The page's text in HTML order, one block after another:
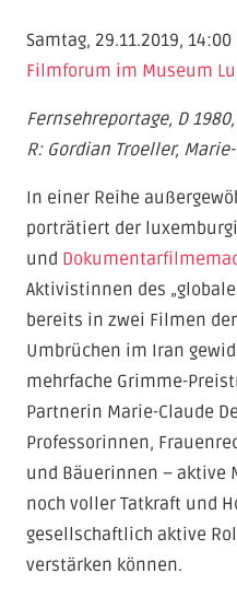
Samtag, 29.11.2019, 14:00
Filmforum im Museum
Fernsehreportage, D
R: Gordian Troeller,
In einer Reihe
porträtiert der
und
Aktivistinnen des
bereits in zwei Filmen
Umbrüchen im Iran
mehrfache Grimme-
Partnerin Marie-Claude
Professorinnen,
und Bäuerinnen – aktive
noch voller Tatkraft und
gesellschaftlich aktive
verstärken können.